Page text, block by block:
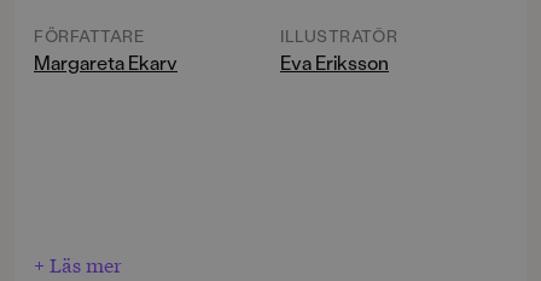
FÖRFATTARE
Margareta Ekarv
ILLUSTRATÖR
Eva Eriksson
+ Läs mer